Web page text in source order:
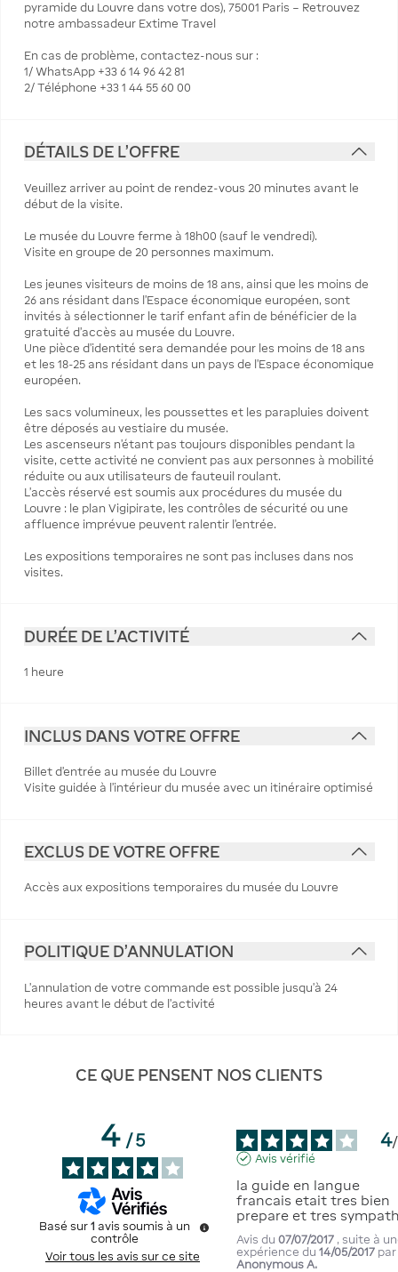
pyramide du Louvre dans votre dos), 75001 Paris – Retrouvez
notre ambassadeur Extime Travel
En cas de problème, contactez-nous sur :
1/ WhatsApp +33 6 14 96 42 81
2/ Téléphone +33 1 44 55 60 00
DÉTAILS DE L'OFFRE
Veuillez arriver au point de rendez-vous 20 minutes avant le
début de la visite.
Le musée du Louvre ferme à 18h00 (sauf le vendredi).
Visite en groupe de 20 personnes maximum.
Les jeunes visiteurs de moins de 18 ans, ainsi que les moins de
26 ans résidant dans l’Espace économique européen, sont
invités à sélectionner le tarif enfant afin de bénéficier de la
gratuité d’accès au musée du Louvre.
Une pièce d’identité sera demandée pour les moins de 18 ans
et les 18-25 ans résidant dans un pays de l’Espace économique
européen.
Les sacs volumineux, les poussettes et les parapluies doivent
être déposés au vestiaire du musée.
Les ascenseurs n’étant pas toujours disponibles pendant la
visite, cette activité ne convient pas aux personnes à mobilité
réduite ou aux utilisateurs de fauteuil roulant.
L’accès réservé est soumis aux procédures du musée du
Louvre : le plan Vigipirate, les contrôles de sécurité ou une
affluence imprévue peuvent ralentir l’entrée.
Les expositions temporaires ne sont pas incluses dans nos
visites.
DURÉE DE L'ACTIVITÉ
1 heure
INCLUS DANS VOTRE OFFRE
Billet d'entrée au musée du Louvre
Visite guidée à l'intérieur du musée avec un itinéraire optimisé
EXCLUS DE VOTRE OFFRE
Accès aux expositions temporaires du musée du Louvre
POLITIQUE D'ANNULATION
L’annulation de votre commande est possible jusqu’à 24
heures avant le début de l’activité
CE QUE PENSENT NOS CLIENTS
4/5
Basé sur 1 avis soumis à un
contrôle
Voir tous les avis sur ce site
4/
Avis vérifié
la guide en langue
francais etait tres bien
prepare et tres
Avis du07/07/2017 , suite à
expérience du14/05/2017 par
Anonymous A.